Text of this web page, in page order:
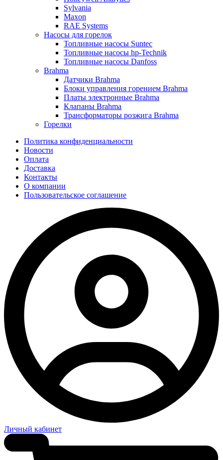
Sylvania
Maxon
RAE Systems
Насосы для горелок
Топливные насосы Suntec
Топливные насосы hp-Technik
Топливные насосы Danfoss
Brahma
Датчики Brahma
Блоки управления горением Brahma
Платы электронные Brahma
Клапаны Brahma
Трансформаторы розжига Brahma
Горелки
Политика конфиденциальности
Новости
Оплата
Доставка
Контакты
О компании
Пользовательское соглашение
Личный кабинет